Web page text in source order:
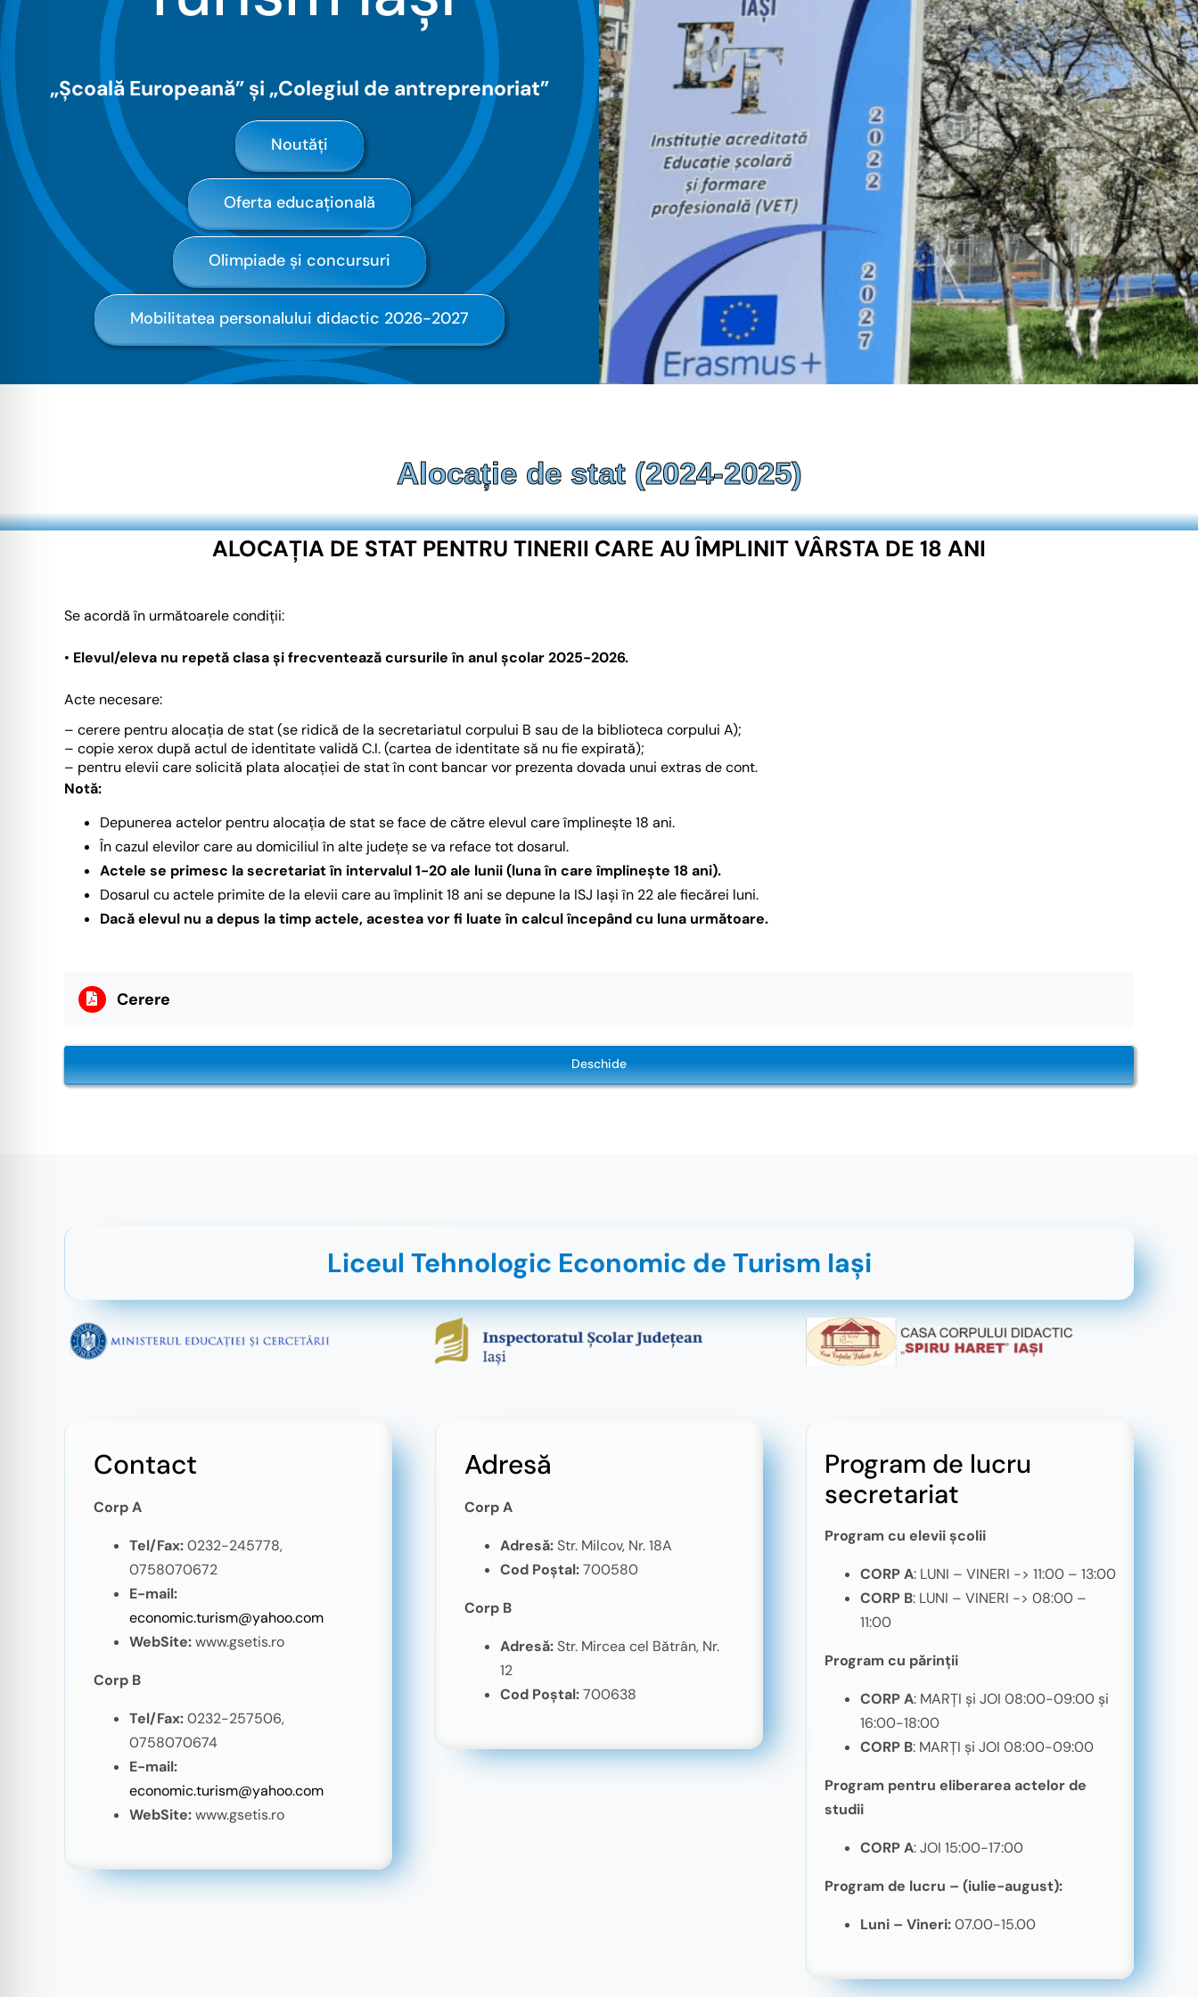
„Școală Europeană” și „Colegiul de antreprenoriat”
Noutăți
Oferta educațională
Olimpiade și concursuri
Mobilitatea personalului didactic 2026-2027
Alocație de stat (2024-2025)
ALOCAȚIA DE STAT PENTRU TINERII CARE AU ÎMPLINIT VÂRSTA DE 18 ANI
Se acordă în următoarele condiții:
• Elevul/eleva nu repetă clasa și frecventează cursurile în anul școlar 2025-2026.
Acte necesare:
– cerere pentru alocația de stat (se ridică de la secretariatul corpului B sau de la biblioteca corpului A);
– copie xerox după actul de identitate validă C.I. (cartea de identitate să nu fie expirată);
– pentru elevii care solicită plata alocației de stat în cont bancar vor prezenta dovada unui extras de cont.
Notă:
Depunerea actelor pentru alocația de stat se face de către elevul care împlinește 18 ani.
În cazul elevilor care au domiciliul în alte județe se va reface tot dosarul.
Actele se primesc la secretariat în intervalul 1-20 ale lunii (luna în care împlineşte 18 ani).
Dosarul cu actele primite de la elevii care au împlinit 18 ani se depune la ISJ Iași în 22 ale fiecărei luni.
Dacă elevul nu a depus la timp actele, acestea vor fi luate în calcul începând cu luna următoare.
Cerere
Deschide
Liceul Tehnologic Economic de Turism Iaşi
Contact
Corp A
Tel/Fax:0232-245778,
0758070672
E-mail:
economic.turism@yahoo.com
WebSite:www.gsetis.ro
Corp B
Tel/Fax:0232-257506,
0758070674
E-mail:
economic.turism@yahoo.com
WebSite:www.gsetis.ro
Adresă
Corp A
Adresă:Str. Milcov, Nr. 18A
Cod Poștal:700580
Corp B
Adresă:Str. Mircea cel Bătrân, Nr.
12
Cod Poștal:700638
Program de lucru
secretariat
Program cu elevii școlii
CORP A: LUNI – VINERI -> 11:00 – 13:00
CORP B: LUNI – VINERI -> 08:00 –
11:00
Program cu părinții
CORP A: MARȚI și JOI 08:00-09:00 și
16:00-18:00
CORP B: MARȚI și JOI 08:00-09:00
Program pentru eliberarea actelor de
studii
CORP A: JOI 15:00-17:00
Program de lucru – (iulie-august):
Luni – Vineri:07.00-15.00